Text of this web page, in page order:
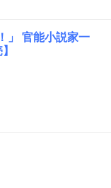
」 官能小説家一